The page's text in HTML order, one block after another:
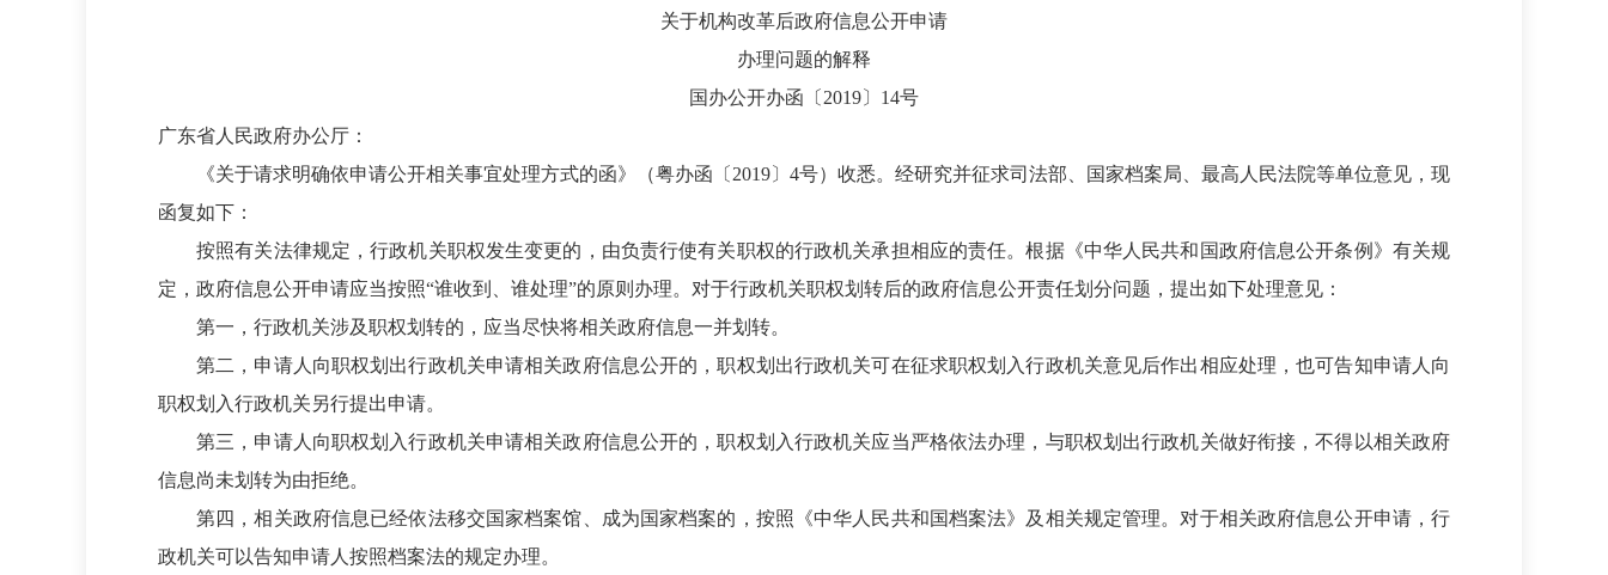
关于机构改革后政府信息公开申请
办理问题的解释
国办公开办函〔2019〕14号
广东省人民政府办公厅：
《关于请求明确依申请公开相关事宜处理方式的函》（粤办函〔2019〕4号）收悉。经研究并征求司法部、国家档案局、最高人民法院等单位意见，现
函复如下：
按照有关法律规定，行政机关职权发生变更的，由负责行使有关职权的行政机关承担相应的责任。根据《中华人民共和国政府信息公开条例》有关规
定，政府信息公开申请应当按照“谁收到、谁处理”的原则办理。对于行政机关职权划转后的政府信息公开责任划分问题，提出如下处理意见：
第一，行政机关涉及职权划转的，应当尽快将相关政府信息一并划转。
第二，申请人向职权划出行政机关申请相关政府信息公开的，职权划出行政机关可在征求职权划入行政机关意见后作出相应处理，也可告知申请人向
职权划入行政机关另行提出申请。
第三，申请人向职权划入行政机关申请相关政府信息公开的，职权划入行政机关应当严格依法办理，与职权划出行政机关做好衔接，不得以相关政府
信息尚未划转为由拒绝。
第四，相关政府信息已经依法移交国家档案馆、成为国家档案的，按照《中华人民共和国档案法》及相关规定管理。对于相关政府信息公开申请，行
政机关可以告知申请人按照档案法的规定办理。